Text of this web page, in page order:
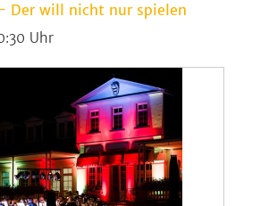
Der will nicht nur spielen